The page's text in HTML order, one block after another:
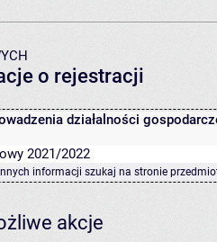
o rejestracji
działalności
2021/2022
informacji szukaj na stronie
akcje